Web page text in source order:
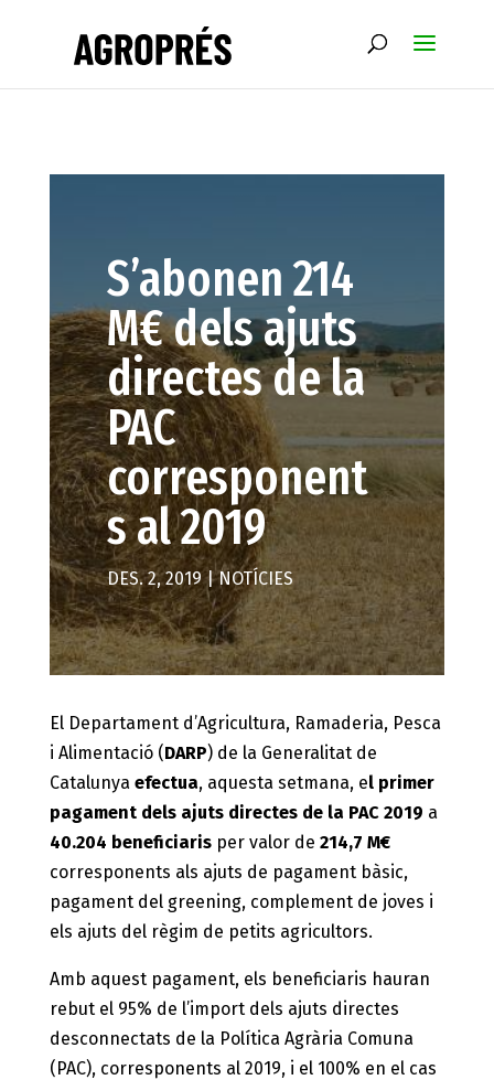
S’abonen 214
M€ dels ajuts
directes de la
PAC
corresponent
s al 2019
DES. 2, 2019|NOTÍCIES
El Departament d’Agricultura, Ramaderia, Pesca
i Alimentació (DARP) de la Generalitat de
Catalunya efectua, aquesta setmana, el primer
pagament dels ajuts directes de la PAC 2019 a
40.204 beneficiarisper valor de 214,7 M€
corresponents als ajuts de pagament bàsic,
pagament del greening, complement de joves i
els ajuts del règim de petits agricultors.
Amb aquest pagament, els beneficiaris hauran
rebut el 95% de l’import dels ajuts directes
desconnectats de la Política Agrària Comuna
(PAC), corresponents al 2019, i el 100% en el cas